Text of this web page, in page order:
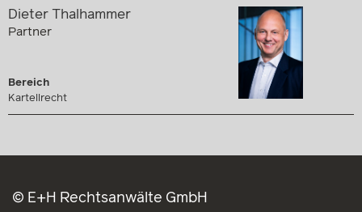
Dieter Thalhammer
Partner
Bereich
Kartellrecht
© E+H Rechtsanwälte GmbH